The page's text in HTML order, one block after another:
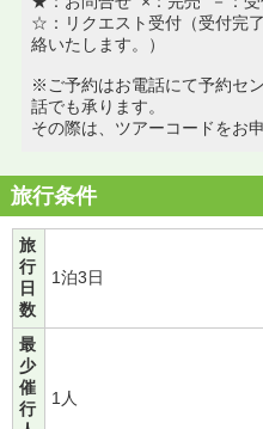
☆：リクエスト受付（受付完
絡いたします。）
※ご予約はお電話にて予約セ
話でも承ります。
その際は、ツアーコードをお
旅行条件
旅
行
日
数
1泊3日
最
少
催
行
1人